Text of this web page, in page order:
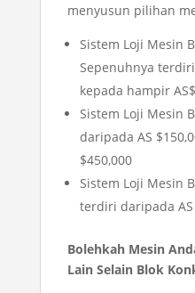
menyusun pilihan
Sistem Loji Mesin
Sepenuhnya
kepada hampir
Sistem Loji Mesin
daripada AS
$450,000
Sistem Loji Mesin
terdiri daripada AS
Bolehkah Mesin
Lain Selain Blok